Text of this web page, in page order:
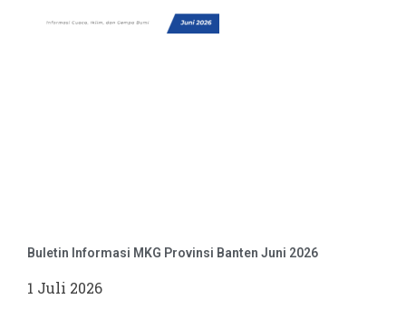
Buletin Informasi MKG Provinsi Banten Juni 2026
1 Juli 2026